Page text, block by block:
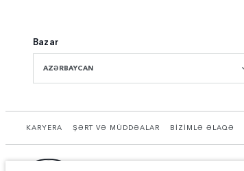
Bazar
AZƏRBAYCAN
KARYERA ŞƏRT VƏ MÜDDƏALAR BİZİMLƏ ƏLAQƏ